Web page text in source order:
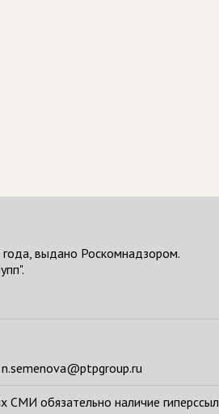
выдано Роскомнадзором.
СМИ обязательно наличие